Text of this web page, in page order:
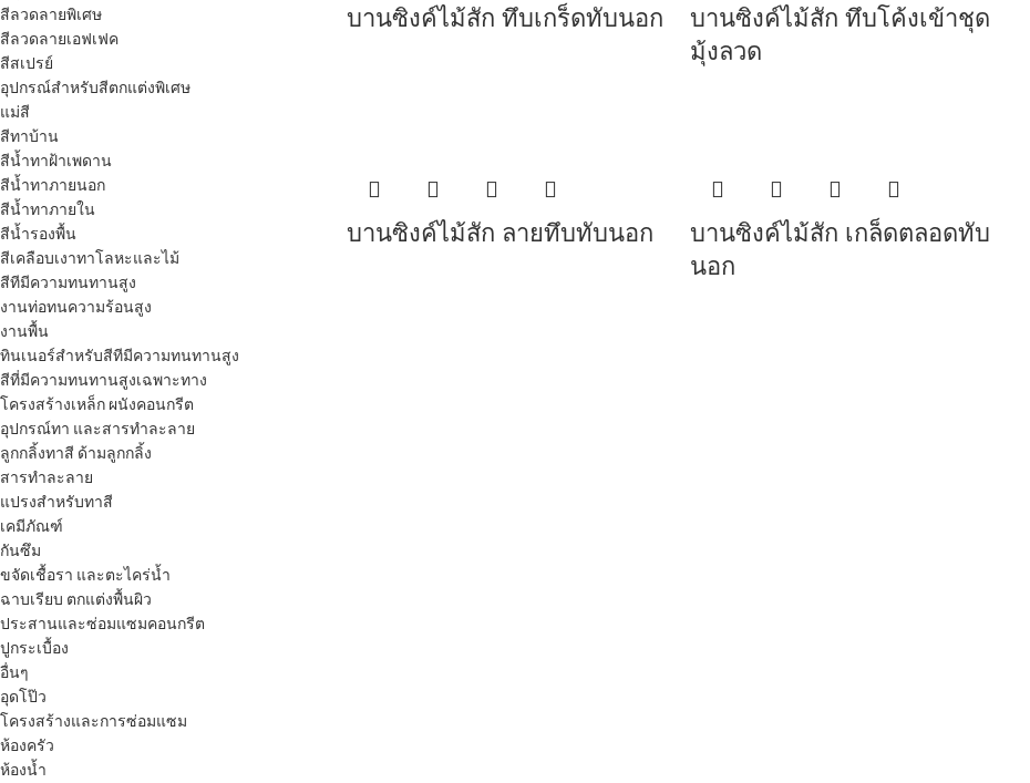
สีลวดลายพิเศษ
สีลวดลายเอฟเฟค
สีสเปรย์
อุปกรณ์สำหรับสีตกแต่งพิเศษ
แม่สี
สีทาบ้าน
สีน้ำทาฝ้าเพดาน
สีน้ำทาภายนอก
สีน้ำทาภายใน
สีน้ำรองพื้น
สีเคลือบเงาทาโลหะและไม้
สีทีมีความทนทานสูง
งานท่อทนความร้อนสูง
งานพื้น
ทินเนอร์สำหรับสีทีมีความทนทานสูง
สีที่มีความทนทานสูงเฉพาะทาง
โครงสร้างเหล็ก ผนังคอนกรีต
อุปกรณ์ทา และสารทำละลาย
ลูกกลิ้งทาสี ด้ามลูกกลิ้ง
สารทำละลาย
แปรงสำหรับทาสี
เคมีภัณฑ์
กันซึม
ขจัดเชื้อรา และตะไคร่น้ำ
ฉาบเรียบ ตกแต่งพื้นผิว
ประสานและซ่อมแซมคอนกรีต
ปูกระเบื้อง
อื่นๆ
อุดโป๊ว
โครงสร้างและการซ่อมแซม
ห้องครัว
ห้องน้ำ
บานซิงค์ไม้สัก ทึบเกร็ดทับนอก
บานซิงค์ไม้สัก ทึบโค้งเข้าชุด
มุ้งลวด
บานซิงค์ไม้สัก ลายทึบทับนอก
บานซิงค์ไม้สัก เกล็ดตลอดทับ
นอก